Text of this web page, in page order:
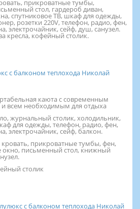
прикроватные тумбы,
стол, гардероб диван,
спутниковое ТВ, шкаф для одежды,
розетки 220V, телефон, радио, фен,
электрочайник, cейф, душ, санузел.
кресла, кофейный столик.
каюта с современным
всем необходимым для отдыха
журнальный столик, холодильник,
для одежды, телефон, радио, фен,
электрочайник, сейф, балкон.
кровать, прикроватные тумбы, фен,
окно, письменный стол, книжный
столик